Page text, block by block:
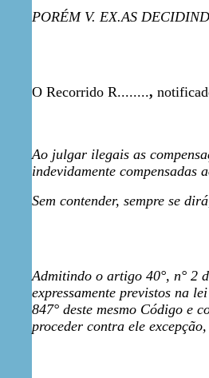
PORÉM V. EX.AS
O Recorrido R........,
Ao julgar ilegais as
indevidamente compensadas
Sem contender, sempre se
Admitindo o artigo 40°, n° 2
expressamente previstos na
847° deste mesmo Código e
proceder contra ele